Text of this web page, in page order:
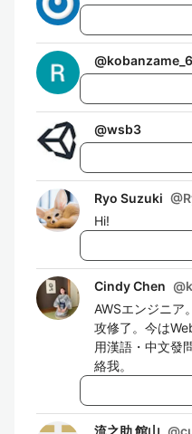
@kobanzame_6
@wsb3
Ryo Suzuki @
Hi!
Cindy Chen @
AWSエンジニア
攻修了。今は
用漢語・中文發
絡我。
流之助 館山 @